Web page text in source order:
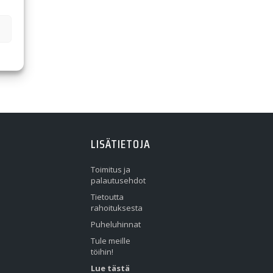
LISÄTIETOJA
Toimitus ja
palautusehdot
Tietoutta
rahoituksesta
Puheluhinnat
Tule meille
töihin!
Lue tästä